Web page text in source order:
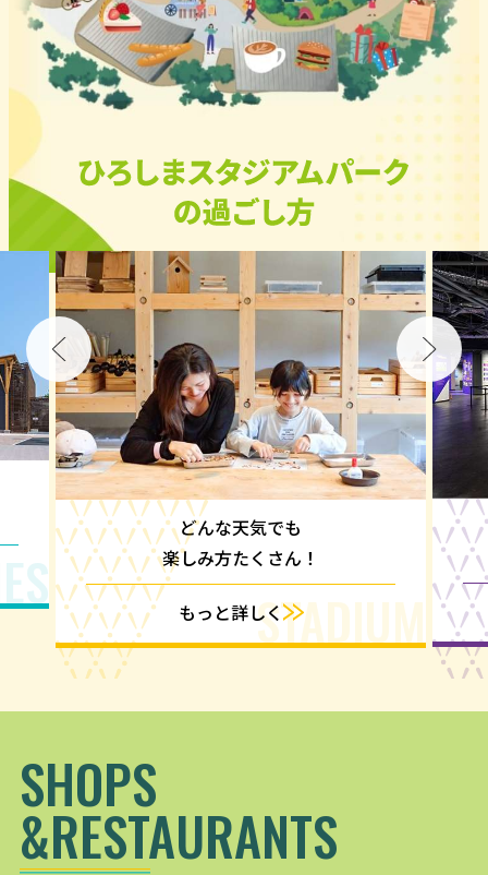
どんな天気でも
楽しみ方たくさん！
もっと詳しくSTADIUM
SHOPS
&RESTAURANTS